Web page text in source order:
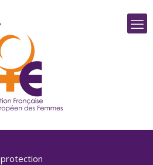
protection